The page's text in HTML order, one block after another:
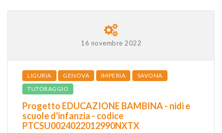
16 novembre 2022
LIGURIA GENOVA IMPERIA
SAVONA
TUTORAGGIO
Progetto EDUCAZIONE BAMBINA - nidi e
scuole d'infanzia - codice
PTCSU0024022012990NXTX